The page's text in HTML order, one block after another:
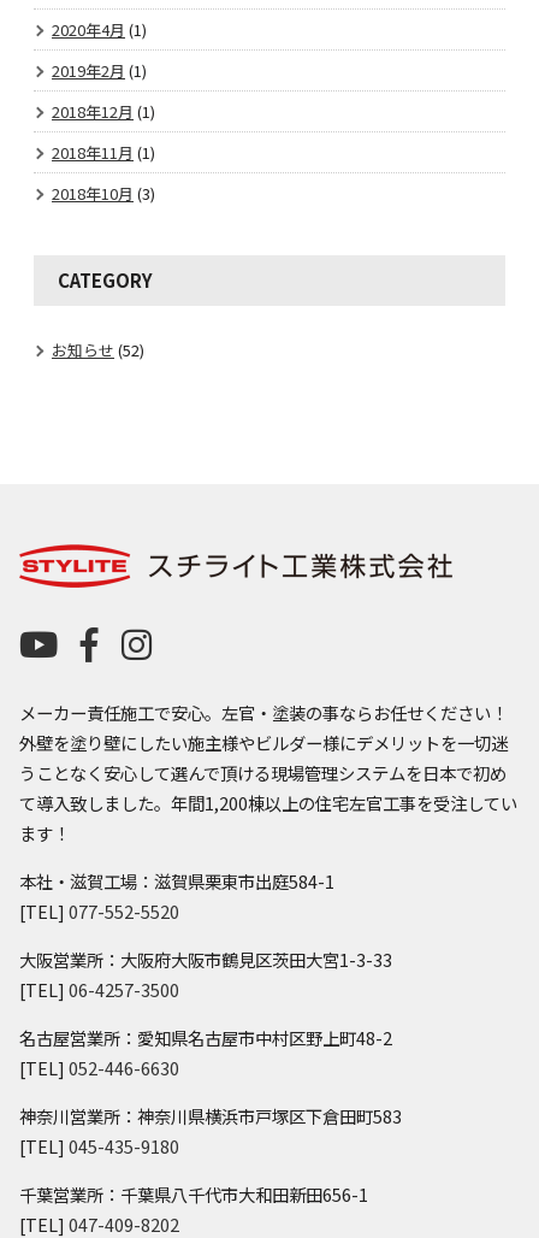
2020年4月 (1)
2019年2月 (1)
2018年12月 (1)
2018年11月 (1)
2018年10月 (3)
CATEGORY
お知らせ (52)
メーカー責任施工で安心。左官・塗装の事ならお任せください！
外壁を塗り壁にしたい施主様やビルダー様にデメリットを一切迷
うことなく安心して選んで頂ける現場管理システムを日本で初め
て導入致しました。年間1,200棟以上の住宅左官工事を受注してい
ます！
本社・滋賀工場：滋賀県栗東市出庭584-1
[TEL] 077-552-5520
大阪営業所：大阪府大阪市鶴見区茨田大宮1-3-33
[TEL] 06-4257-3500
名古屋営業所：愛知県名古屋市中村区野上町48-2
[TEL] 052-446-6630
神奈川営業所：神奈川県横浜市戸塚区下倉田町583
[TEL] 045-435-9180
千葉営業所：千葉県八千代市大和田新田656-1
[TEL] 047-409-8202